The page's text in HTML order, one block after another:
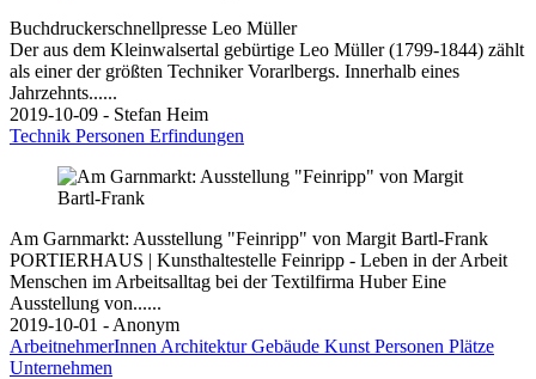
Buchdruckerschnellpresse Leo Müller
Der aus dem Kleinwalsertal gebürtige Leo Müller (1799-1844) zählt
als einer der größten Techniker Vorarlbergs. Innerhalb eines
Jahrzehnts......
2019-10-09 - Stefan Heim
Technik Personen Erfindungen
Am Garnmarkt: Ausstellung "Feinripp" von Margit Bartl-Frank
PORTIERHAUS | Kunsthaltestelle Feinripp - Leben in der Arbeit
Menschen im Arbeitsalltag bei der Textilfirma Huber Eine
Ausstellung von......
2019-10-01 - Anonym
ArbeitnehmerInnen ArchitekturGebäude Kunst Personen Plätze
Unternehmen